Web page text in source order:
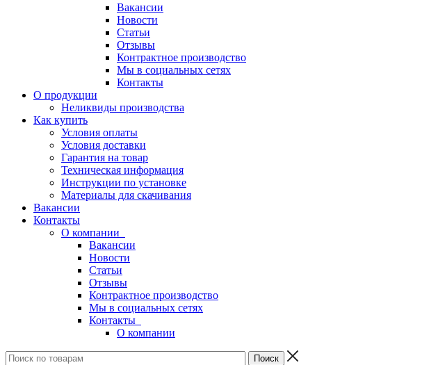
Вакансии
Новости
Статьи
Отзывы
Контрактное производство
Мы в социальных сетях
Контакты
О продукции
Неликвиды производства
Как купить
Условия оплаты
Условия доставки
Гарантия на товар
Техническая информация
Инструкции по установке
Материалы для скачивания
Вакансии
Контакты
О компании
Вакансии
Новости
Статьи
Отзывы
Контрактное производство
Мы в социальных сетях
Контакты
О компании